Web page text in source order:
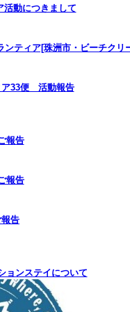
活動につきまして
ティア[珠洲市・ビーチクリ
ア33便 活動報告
報告
報告
告
ョンステイについて